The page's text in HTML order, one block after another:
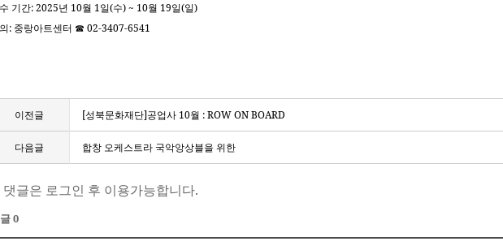
기간: 2025년 10월 1일(수) ~ 10월 19일(일)
: 중랑아트센터 ☎ 02-3407-6541
이전글 [성북문화재단]공업사 10월 : ROW ON BOARD
다음글 합창 오케스트라 국악앙상블을 위한
글은 로그인 후 이용가능합니다.
0